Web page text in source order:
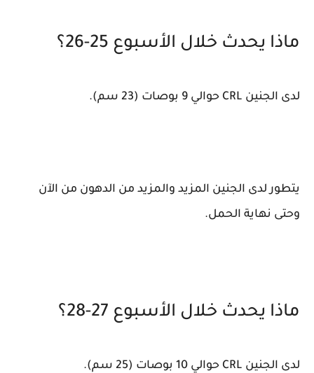
ماذا يحدث خلال الأسبوع 25-26؟
لدى الجنين CRL حوالي 9 بوصات (23 سم).
يتطور لدى الجنين المزيد والمزيد من الدهون من الآن
وحتى نهاية الحمل.
ماذا يحدث خلال الأسبوع 27-28؟
لدى الجنين CRL حوالي 10 بوصات (25 سم).